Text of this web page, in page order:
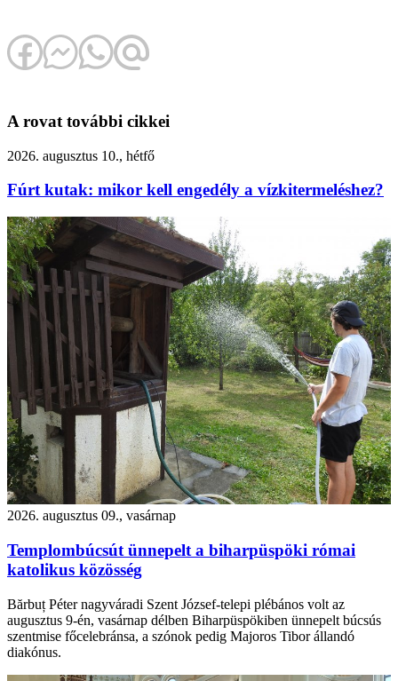
A rovat további cikkei
2026. augusztus 10., hétfő
Fúrt kutak: mikor kell engedély a vízkitermeléshez?
2026. augusztus 09., vasárnap
Templombúcsút ünnepelt a biharpüspöki római
katolikus közösség
Bărbuț Péter nagyváradi Szent József-telepi plébános volt az
augusztus 9-én, vasárnap délben Biharpüspökiben ünnepelt búcsús
szentmise főcelebránsa, a szónok pedig Majoros Tibor állandó
diakónus.